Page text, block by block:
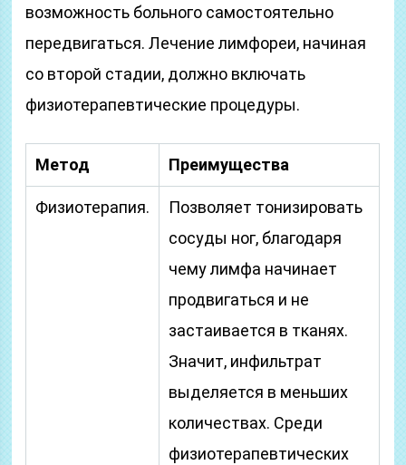
возможность больного самостоятельно
передвигаться. Лечение лимфореи, начиная
со второй стадии, должно включать
физиотерапевтические процедуры.
Метод Преимущества
Физиотерапия.
Позволяет тонизировать
сосуды ног, благодаря
чему лимфа начинает
продвигаться и не
застаивается в тканях.
Значит, инфильтрат
выделяется в меньших
количествах. Среди
физиотерапевтических